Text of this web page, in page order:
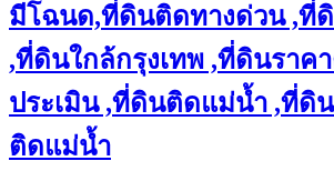
มีโฉนด,ที่ดินติดทางด่วน ,ที่
,ที่ดินใกล้กรุงเทพ ,ที่ดินราค
ประเมิน ,ที่ดินติดแม่น้ำ ,ที่ดิ
ติดแม่น้ำ